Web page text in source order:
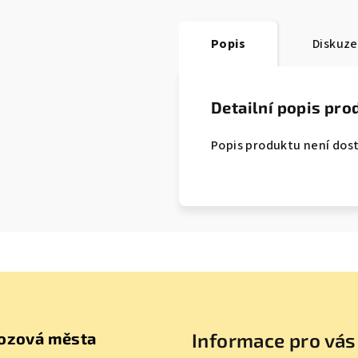
Popis Diskuze
Detailní popis
Popis produktu není
města Informace pro vás